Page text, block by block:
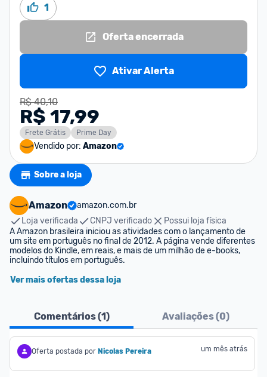
1
Oferta encerrada
Ativar Alerta
R$ 40,10
R$ 17,99
Frete Grátis Prime Day
Vendido por: Amazon
Sobre a loja
Amazon
amazon.com.br
Loja verificada
CNPJ verificado
Possui loja física
A Amazon brasileira iniciou as atividades com o lançamento de
um site em português no final de 2012. A página vende diferentes
modelos do Kindle, em reais, e mais de um milhão de e-books,
incluindo títulos em português.
Ver mais ofertas dessa loja
Comentários (1) Avaliações (0)
Oferta postada por Nicolas Pereira um mês atrás